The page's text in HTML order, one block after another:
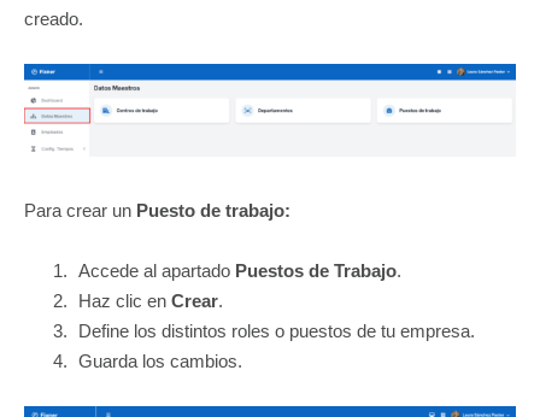
creado.
Para crear un Puesto de trabajo:
Accede al apartado Puestos de Trabajo.
Haz clic en Crear.
Define los distintos roles o puestos de tu empresa.
Guarda los cambios.